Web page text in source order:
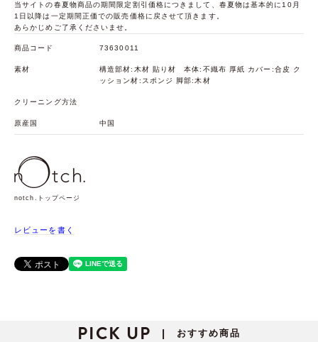
当サイトの春夏物商品の期間限定割引価格につきまして、春夏物は基本的に10月
1日以降は一定期間正価での販売価格に戻させて頂きます。
あらかじめご了承くださいませ。
商品コード 73630011
素材
構造部材:木材 貼り材 本体:不織布 厚紙 カバー:合皮 ク
ッション材:スポンジ 脚部:木材
クリーニング方法
原産国 中国
notch.トップページ
レビューを書く
PICK UP | おすすめ商品